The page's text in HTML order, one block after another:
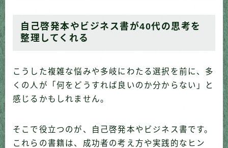
自己啓発本やビジネス書が40代の思考を
整理してくれる
こうした複雑な悩みや多岐にわたる選択を前に、多
くの人が「何をどうすれば良いのか分からない」と
感じるかもしれません。
そこで役立つのが、自己啓発本やビジネス書です。
これらの書籍は、成功者の考え方や実践的なヒン